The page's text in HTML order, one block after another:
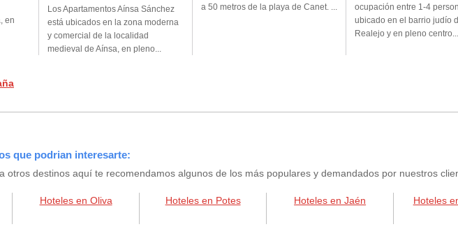
en
Los Apartamentos Aínsa Sánchez
está ubicados en la zona moderna
y comercial de la localidad
medieval de Aínsa, en pleno...
a 50 metros de la playa de Canet. ...
ocupación entre 1-4
ubicado en el barrio judío
Realejo y en pleno centro...
que podrian interesarte:
otros destinos aquí te recomendamos algunos de los más populares y demandados por nuestros
Hoteles en Oliva Hoteles en Potes Hoteles en Jaén Hoteles